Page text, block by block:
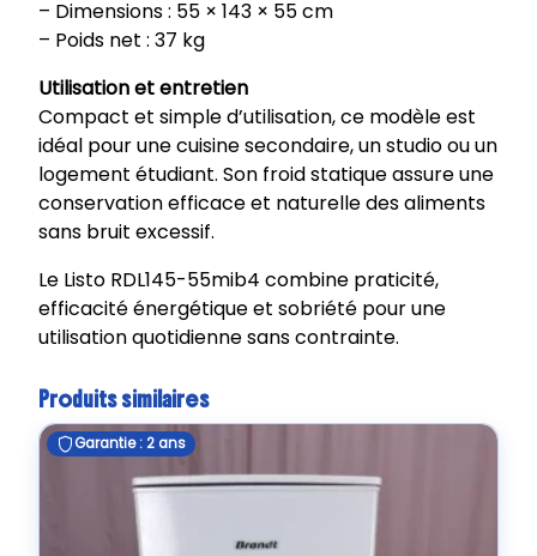
– Dimensions : 55 × 143 × 55 cm
– Poids net : 37 kg
Utilisation et entretien
Compact et simple d’utilisation, ce modèle est
idéal pour une cuisine secondaire, un studio ou un
logement étudiant. Son froid statique assure une
conservation efficace et naturelle des aliments
sans bruit excessif.
Le Listo RDL145-55mib4 combine praticité,
efficacité énergétique et sobriété pour une
utilisation quotidienne sans contrainte.
Produits similaires
Garantie : 2 ans